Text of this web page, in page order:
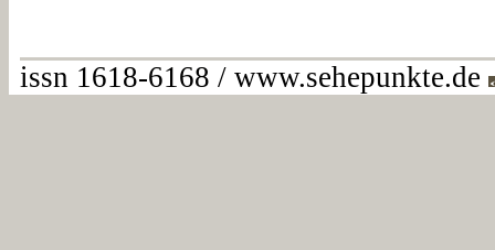
issn 1618-6168 / www.sehepunkte.de